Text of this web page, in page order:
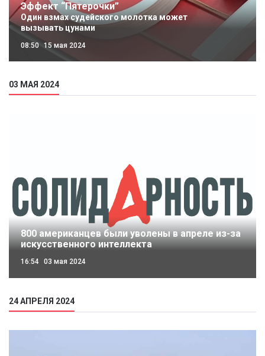
Эффект “Пятерочки”
Один взмах судейского молотка может
вызывать цунами
08:50 15 мая 2024
03 МАЯ 2024
800 американцев были уволены в апреле из-за
искусственного интеллекта
16:54 03 мая 2024
24 АПРЕЛЯ 2024